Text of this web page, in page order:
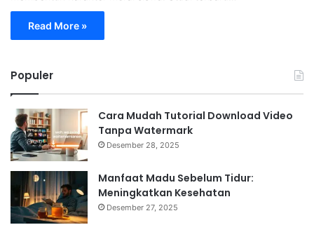
Read More »
Populer
Cara Mudah Tutorial Download Video
Tanpa Watermark
Desember 28, 2025
Manfaat Madu Sebelum Tidur:
Meningkatkan Kesehatan
Desember 27, 2025